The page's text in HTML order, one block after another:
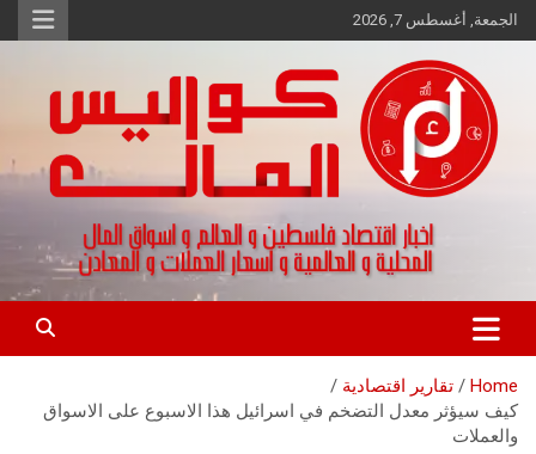
Skip
to
الجمعة, أغسطس 7, 2026
كواليس المال
اخبار اقتصاد فلسطين و العالم و تقارير اسواق المال و العملات
Home
تقارير اقتصادية
كيف سيؤثر معدل التضخم في اسرائيل هذا الاسبوع على الاسواق
والعملات